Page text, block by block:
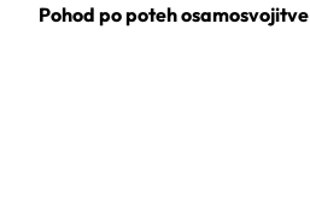
Pohod po poteh osamosvojitve